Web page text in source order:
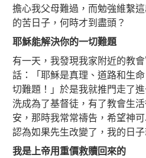
擔心我父母難過，而勉強維繫
的苦日子，何時才到盡頭？
耶穌能解決你的一切難題
有一天，我發現我家附近的教
話：「耶穌是真理、道路和生
切難題！」於是我就推門走了
洗成為了基督徒，有了教會生
安，那時我常常禱告，希望神
認為如果先生改變了，我的日子
我是上帝用重價救贖回來的